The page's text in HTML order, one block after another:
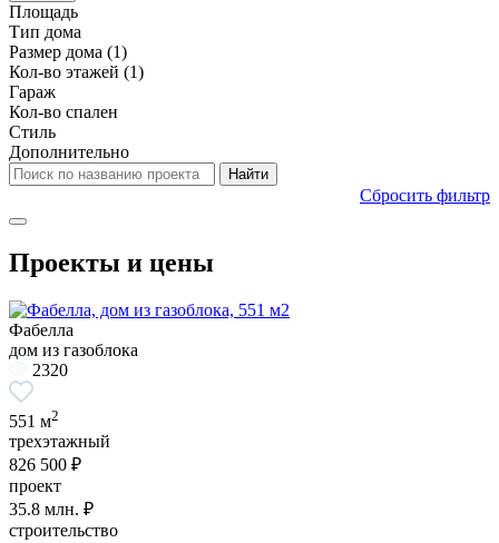
Площадь
Тип дома
Размер дома (1)
Кол-во этажей (1)
Гараж
Кол-во спален
Стиль
Дополнительно
Сбросить фильтр
Проекты и цены
Фабелла
дом из газоблока
2320
551 м2
трехэтажный
826 500 ₽
проект
35.8 млн. ₽
строительство